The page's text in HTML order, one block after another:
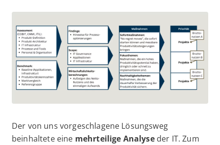
Der von uns vorgeschlagene Lösungsweg
beinhaltete eine mehrteilige Analyseder IT. Zum